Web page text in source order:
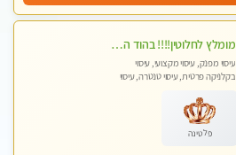
מומלץ לחלוטין!!!! בהוד השרון מעסה מקצועית לעיסוי ברמה גבוהה VIP תתקשר .....
עיסוי מפנק, עיסוי מקצועי, עיסוי
בקלניקה פרטית, עיסוי טנטרה, עיסוי
פלטינה